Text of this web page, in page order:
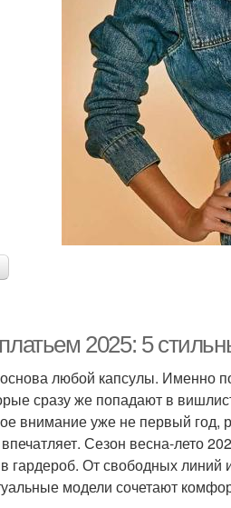
2025: 5
любой капсулы. Именно
сразу же попадают в
внимание уже не первый год,
Сезон весна-лето
гардероб. От свободных
модели сочетают